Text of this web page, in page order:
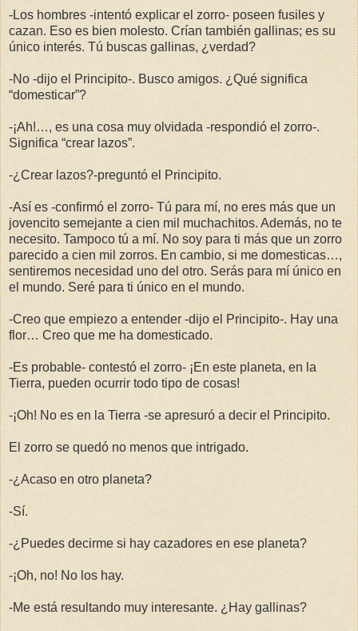
-Los hombres -intentó explicar el zorro- poseen fusiles y
cazan. Eso es bien molesto. Crían también gallinas; es su
único interés. Tú buscas gallinas, ¿verdad?
-No -dijo el Principito-. Busco amigos. ¿Qué significa
“domesticar”?
-¡Ah!…, es una cosa muy olvidada -respondió el zorro-.
Significa “crear lazos”.
-¿Crear lazos?-preguntó el Principito.
-Así es -confirmó el zorro- Tú para mí, no eres más que un
jovencito semejante a cien mil muchachitos. Además, no te
necesito. Tampoco tú a mí. No soy para ti más que un zorro
parecido a cien mil zorros. En cambio, si me domesticas…,
sentiremos necesidad uno del otro. Serás para mí único en
el mundo. Seré para ti único en el mundo.
-Creo que empiezo a entender -dijo el Principito-. Hay una
flor… Creo que me ha domesticado.
-Es probable- contestó el zorro- ¡En este planeta, en la
Tierra, pueden ocurrir todo tipo de cosas!
-¡Oh! No es en la Tierra -se apresuró a decir el Principito.
El zorro se quedó no menos que intrigado.
-¿Acaso en otro planeta?
-Sí.
-¿Puedes decirme si hay cazadores en ese planeta?
-¡Oh, no! No los hay.
-Me está resultando muy interesante. ¿Hay gallinas?